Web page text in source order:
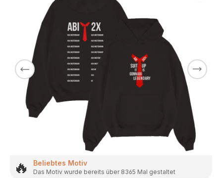
🔥 Beliebtes Motiv
Das Motiv wurde bereits über 8365 Mal gestaltet